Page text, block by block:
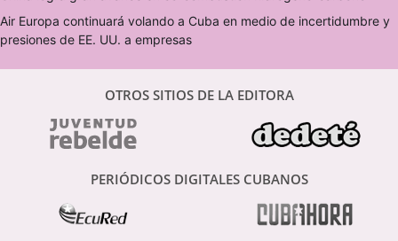
Air Europa continuará volando a Cuba en medio de incertidumbre y
presiones de EE. UU. a empresas
OTROS SITIOS DE LA EDITORA
PERIÓDICOS DIGITALES CUBANOS